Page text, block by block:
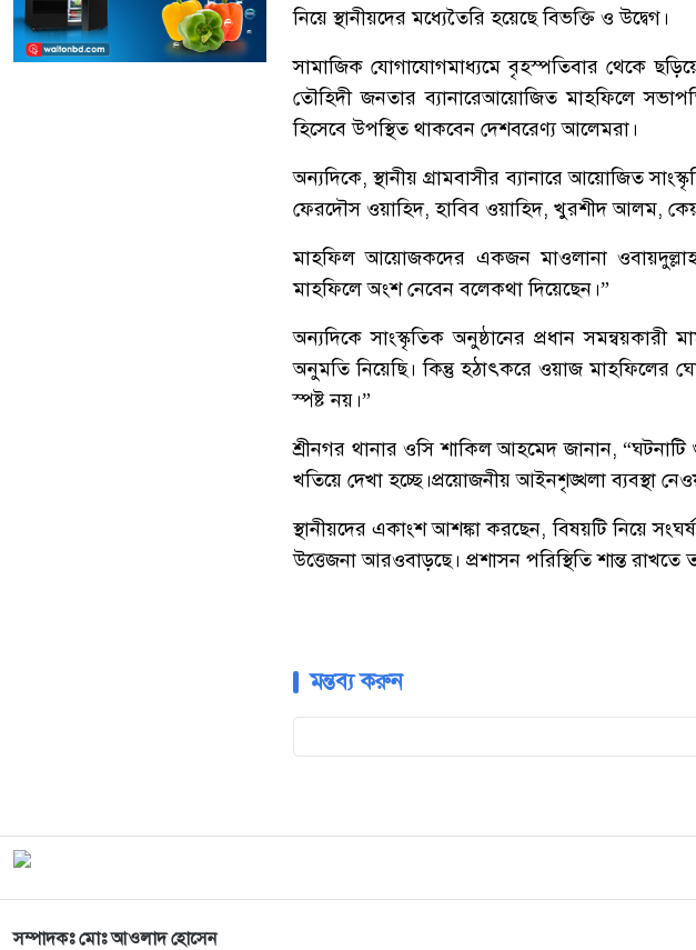
নিয়ে স্থানীয়দের মধ্যেতৈরি হয়েছে বিভক্তি ও উদ্বেগ।
সামাজিক যোগাযোগমাধ্যমে বৃহস্পতিবার থেকে
তৌহিদী জনতার ব্যানারেআয়োজিত মাহফিলে
হিসেবে উপস্থিত থাকবেন দেশবরেণ্য আলেমরা।
অন্যদিকে,স্থানীয় গ্রামবাসীর ব্যানারে আয়োজিত
ফেরদৌস ওয়াহিদ,হাবিব ওয়াহিদ, খুরশীদ আলম,
মাহফিল আয়োজকদের একজন মাওলানা
মাহফিলে অংশ নেবেন বলেকথা দিয়েছেন।”
অন্যদিকে সাংস্কৃতিক অনুষ্ঠানের প্রধান সমন্বয়কারী
অনুমতি নিয়েছি। কিন্তু হঠাৎকরে ওয়াজ মাহফিলের
স্পষ্ট নয়।”
শ্রীনগর থানার ওসি শাকিল আহমেদ জানান, “ঘটনাটি
খতিয়ে দেখা হচ্ছে।প্রয়োজনীয় আইনশৃঙ্খলা ব্যবস্থা
স্থানীয়দের একাংশ আশঙ্কা করছেন,বিষয়টি নিয়ে সংঘর্ষ
উত্তেজনা আরওবাড়ছে। প্রশাসন পরিস্থিতি শান্ত রাখতে
মন্তব্য করুন
সম্পাদকঃ মোঃ আওলাদ হোসেন